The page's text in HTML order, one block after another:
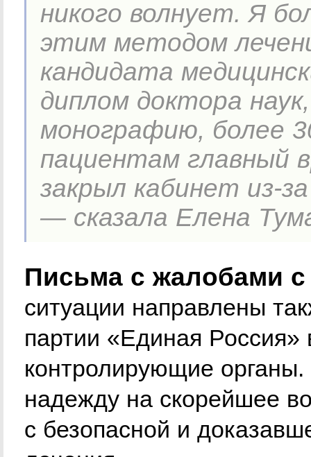
никого волнует. Я
этим методом
кандидата
диплом доктора
монографию, более
пациентам главный
закрыл кабинет из-
— сказала Елена
Письма с жалобами с
ситуации направлены
партии «Единая
контролирующие
надежду на скорейшее
с безопасной и